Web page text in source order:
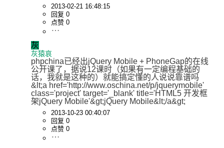
2013-02-21 16:48:15
回复 0
点赞 0
灰
灰猿哀
phpchina已经出jQuery Mobile + PhoneGap的在线
公开课了，据说12课时（如果有一定编程基础的
话，我就是这种的）就能搞定懂的人说说靠谱吗
&lt;a href='http://www.oschina.net/p/jquerymobile'
class='project' target='_blank' title='HTML5 开发框
架jQuery Mobile'&gt;jQuery Mobile&lt;/a&gt;
2013-10-23 00:40:07
回复 0
点赞 0